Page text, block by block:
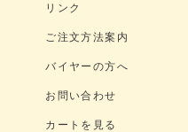
リンク
ご注文方法案内
バイヤーの方へ
お問い合わせ
カートを見る